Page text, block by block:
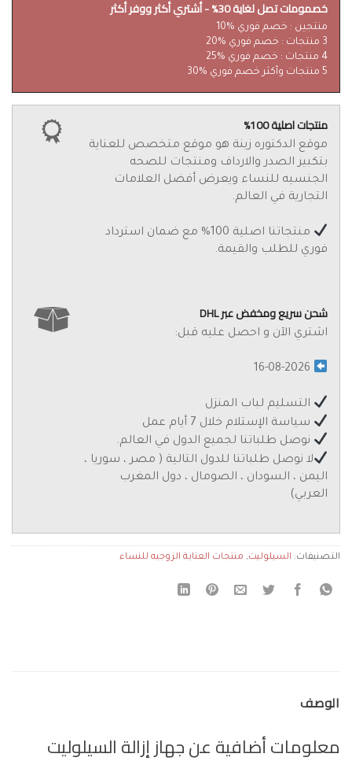
خصمومات تصل لغاية 30% - أشتري أكثر ووفر أكثر
منتجين : خصم فوري %10
3 منتجات : خصم فوري %20
4 منتجات : خصم فوري %25
5 منتجات وأكثر خصم فوري %30
منتجات اصلية 100%
موقع الدكتوره زينة هو موقع متخصص للعناية
بتكبير الصدر والارداف ومنتجات للصحه
الجنسيه للنساء ويعرض أفضل العلامات
التجارية في العالم.
منتجاتنا اصلية 100% مع ضمان استرداد
فوري للطلب والقيمة.
شحن سريع ومخفض عبر DHL
اشتري الآن و احصل عليه قبل:
التسليم لباب المنزل
سياسة الإستلام خلال 7 أيام عمل
نوصل طلباتنا لجميع الدول في العالم.
لا نوصل طلباتنا للدول التالية ( مصر ، سوريا ،
اليمن ، السودان ، الصومال ، دول المغرب
العربي)
التصنيفات: السيلوليت, منتجات العناية الزوجيه للنساء
الوصف
معلومات أضافية عن جهاز إزالة السيلوليت